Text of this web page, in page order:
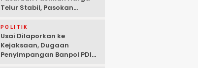
Telur Stabil, Pasokan
Kekhawatiran Fluktuasi
POLITIK
Usai Dilaporkan ke
Kejaksaan, Dugaan
Penyimpangan Banpol PDIP